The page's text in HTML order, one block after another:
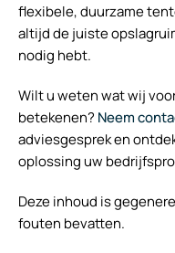
flexibele, duurzame
altijd de juiste
nodig hebt.
Wilt u weten wat wij
betekenen? Neem
adviesgesprek en
oplossing uw
Deze inhoud is
fouten bevatten.